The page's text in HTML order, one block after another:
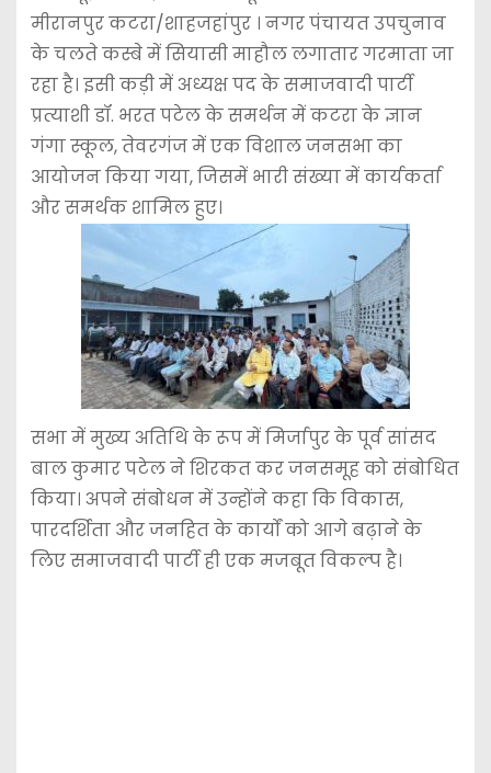
मीरानपुर कटरा/शाहजहांपुर । नगर पंचायत उपचुनाव
के चलते कस्बे में सियासी माहौल लगातार गरमाता जा
रहा है। इसी कड़ी में अध्यक्ष पद के समाजवादी पार्टी
प्रत्याशी डॉ. भरत पटेल के समर्थन में कटरा के ज्ञान
गंगा स्कूल, तेवरगंज में एक विशाल जनसभा का
आयोजन किया गया, जिसमें भारी संख्या में कार्यकर्ता
और समर्थक शामिल हुए।
सभा में मुख्य अतिथि के रूप में मिर्जापुर के पूर्व सांसद
बाल कुमार पटेल ने शिरकत कर जनसमूह को संबोधित
किया। अपने संबोधन में उन्होंने कहा कि विकास,
पारदर्शिता और जनहित के कार्यों को आगे बढ़ाने के
लिए समाजवादी पार्टी ही एक मजबूत विकल्प है।